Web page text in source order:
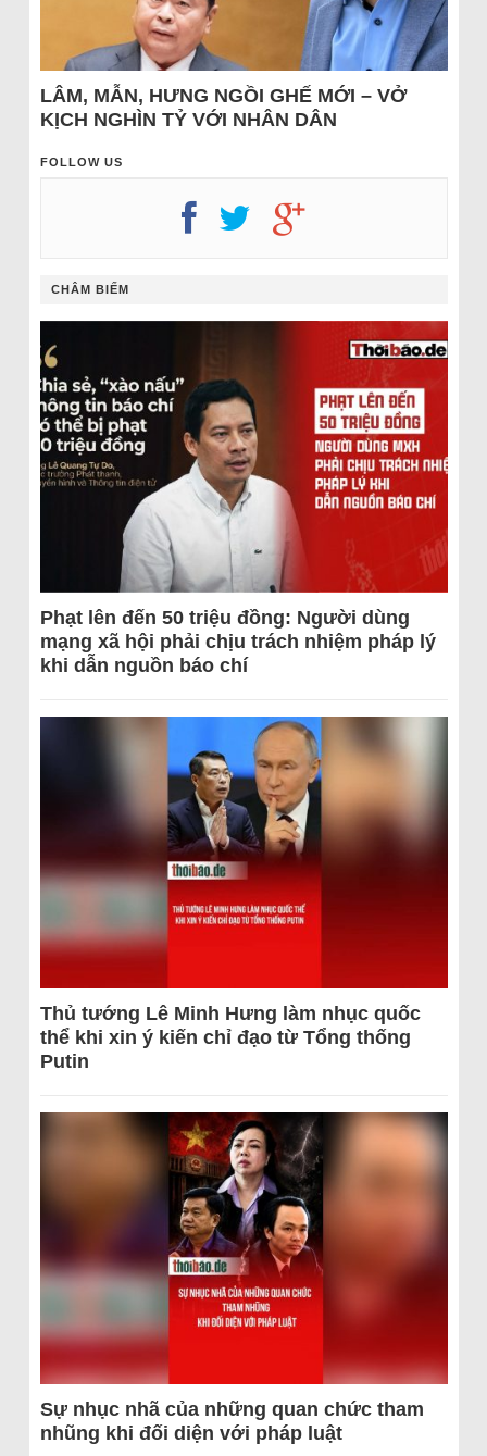
LÂM, MẪN, HƯNG NGỒI GHẾ MỚI – VỞ
KỊCH NGHÌN TỶ VỚI NHÂN DÂN
FOLLOW US
CHÂM BIẾM
Phạt lên đến 50 triệu đồng: Người dùng
mạng xã hội phải chịu trách nhiệm pháp lý
khi dẫn nguồn báo chí
Thủ tướng Lê Minh Hưng làm nhục quốc
thể khi xin ý kiến chỉ đạo từ Tổng thống
Putin
Sự nhục nhã của những quan chức tham
nhũng khi đối diện với pháp luật